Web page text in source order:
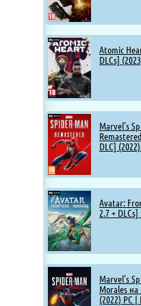
Atomic
DLCs]
Marvel’s
DLC]
Avatar:
2.7 +
Marvel’s
Morales на
(2022) PC |